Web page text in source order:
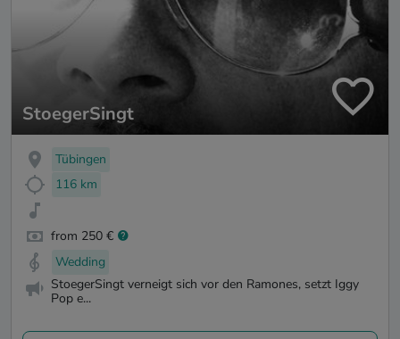
StoegerSingt
Tübingen
116 km
from 250 €
Wedding
StoegerSingt verneigt sich vor den Ramones, setzt Iggy
Pop e...